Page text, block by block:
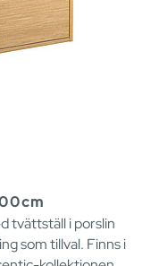
tvättställ i porslin
som tillval. Finns i